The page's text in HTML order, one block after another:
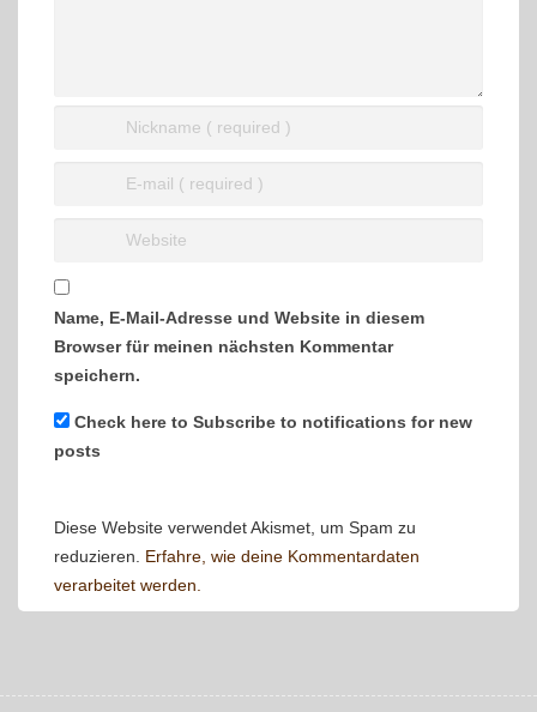
Name, E-Mail-Adresse und Website in diesem
Browser für meinen nächsten Kommentar
speichern.
Check here to Subscribe to notifications for new
posts
Diese Website verwendet Akismet, um Spam zu
reduzieren. Erfahre, wie deine Kommentardaten
verarbeitet werden.